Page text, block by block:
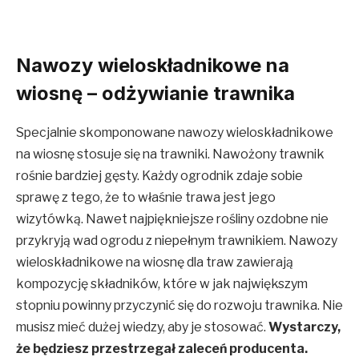
Nawozy wieloskładnikowe na
wiosnę – odżywianie trawnika
Specjalnie skomponowane nawozy wieloskładnikowe
na wiosnę stosuje się na trawniki. Nawożony trawnik
rośnie bardziej gęsty. Każdy ogrodnik zdaje sobie
sprawę z tego, że to właśnie trawa jest jego
wizytówką. Nawet najpiękniejsze rośliny ozdobne nie
przykryją wad ogrodu z niepełnym trawnikiem. Nawozy
wieloskładnikowe na wiosnę dla traw zawierają
kompozycję składników, które w jak największym
stopniu powinny przyczynić się do rozwoju trawnika. Nie
musisz mieć dużej wiedzy, aby je stosować. Wystarczy,
że będziesz przestrzegał zaleceń producenta.